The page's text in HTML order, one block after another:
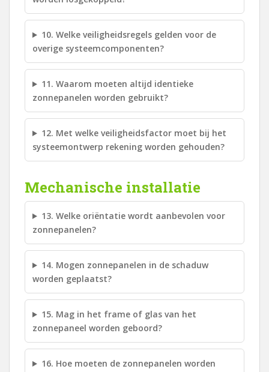
10. Welke veiligheidsregels gelden voor de
overige systeemcomponenten?
11. Waarom moeten altijd identieke
zonnepanelen worden gebruikt?
12. Met welke veiligheidsfactor moet bij het
systeemontwerp rekening worden gehouden?
Mechanische installatie
13. Welke oriëntatie wordt aanbevolen voor
zonnepanelen?
14. Mogen zonnepanelen in de schaduw
worden geplaatst?
15. Mag in het frame of glas van het
zonnepaneel worden geboord?
16. Hoe moeten de zonnepanelen worden